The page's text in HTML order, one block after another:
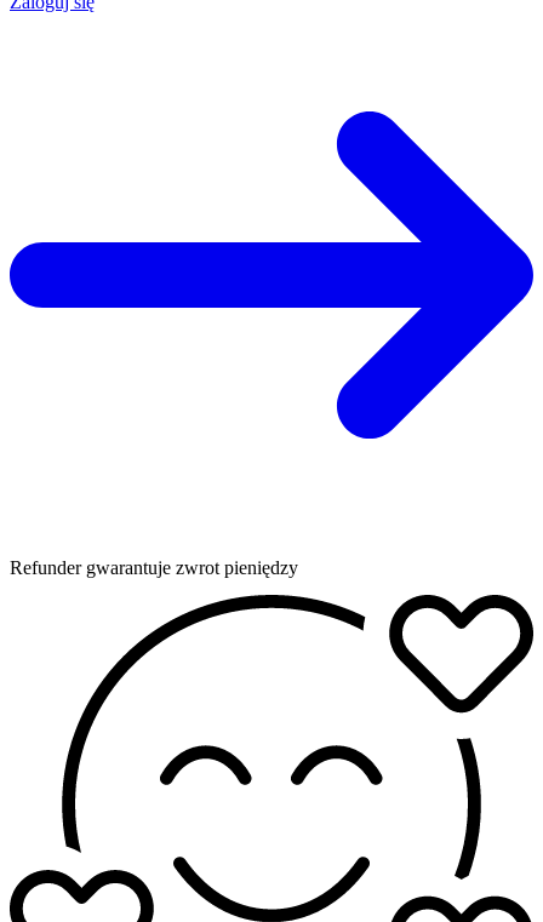
Refunder gwarantuje zwrot pieniędzy